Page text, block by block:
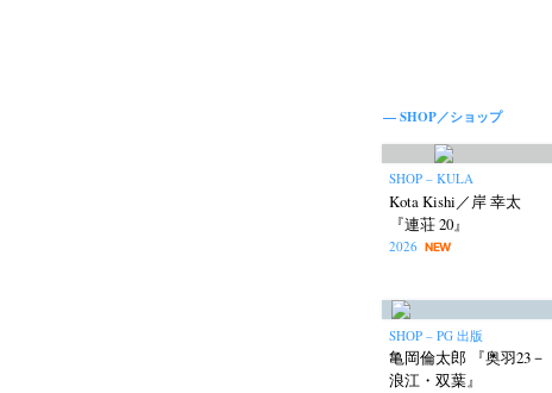
Fumikiyo Nagamachi
(16) photographers’
Shoreline (56) Special
— SHOP／ショップ
SHOP – KULA
Kota Kishi／岸 幸太
『連荘 20』
2026 NEW
SHOP – PG 出版
亀岡倫太郎 『奥羽23－
浪江・双葉』